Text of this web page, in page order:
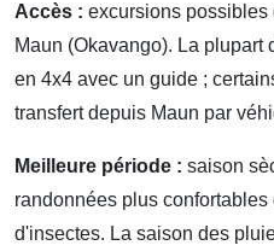
Accès : excursions
Maun (Okavango). La
en 4x4 avec un guide ;
transfert depuis Maun par
Meilleure période : saison
randonnées plus
d'insectes. La saison des